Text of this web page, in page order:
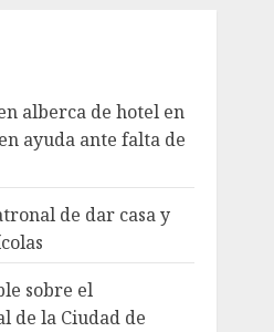
alberca de hotel en
ayuda ante falta de
de dar casa y
sobre el
de la Ciudad de
gana arbitraje
de 219 mdd
TV Azteca
6, 2026